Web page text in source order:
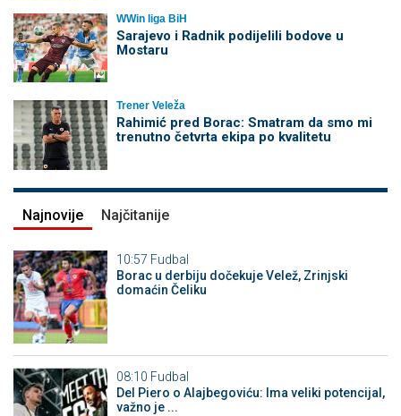
WWin liga BiH
Sarajevo i Radnik podijelili bodove u
Mostaru
Trener Veleža
Rahimić pred Borac: Smatram da smo mi
trenutno četvrta ekipa po kvalitetu
Najnovije Najčitanije
10:57 Fudbal
Borac u derbiju dočekuje Velež, Zrinjski
domaćin Čeliku
08:10 Fudbal
Del Piero o Alajbegoviću: Ima veliki potencijal,
važno je ...